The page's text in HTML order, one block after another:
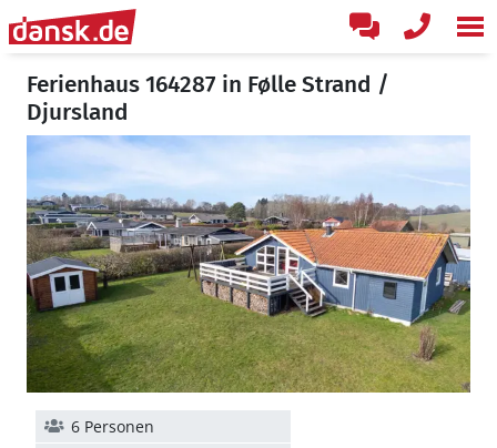
Ferienhaus 164287 in Følle Strand /
Djursland
6 Personen